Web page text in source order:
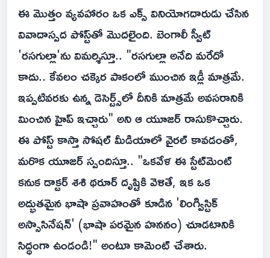
ఈ మొత్తం వ్యవహారం ఒక ఎక్స్ వినియోగదారుడు చేసిన
వివాదాస్పద పోస్ట్‌తో మొదలైంది. బెంగాలీ స్వీట్
'రసగుల్లా'ను విమర్శిస్తూ.. "రసగుల్లా అనేది మరేదో
కాదు.. కేవలం చక్కెర పాకంలో ముంచిన ఇడ్లీ మాత్రమే.
ఇప్పటివరకు ఉన్న డెసెర్ట్స్‌లో దీనికి మాత్రమే అవసరానికి
మించిన హైప్ ఇచ్చారు" అని ఆ యూజర్ రాసుకొచ్చారు.
ఈ పోస్ట్ కాస్తా సోషల్ మీడియాలో వైరల్ కావడంతో,
మరొక యూజర్ స్పందిస్తూ.. "ఒకవేళ ఈ స్టేట్‌మెంట్
కనుక డాక్టర్ శశి థరూర్ దృష్టికి వెళితే, ఇక ఒక
అద్భుతమైన భాషా ప్రవాహంతో కూడిన 'లింగ్విస్టిక్
అస్సాసినేషన్' (భాషా పరమైన హననం) చూడటానికి
సిద్ధంగా ఉండండి!" అంటూ కామెంట్ చేశారు.